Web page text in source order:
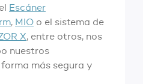
Escáner
, MIO o el sistema de
X, entre otros, nos
nuestros
más segura y